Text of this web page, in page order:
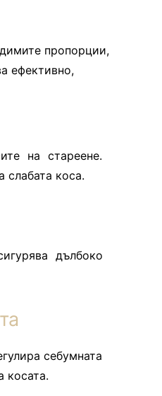
пропорции,
ефективно,
на стареене.
слабата коса.
дълбоко
себумната
косата.